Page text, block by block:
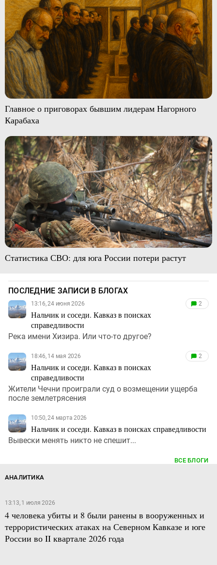
Главное о приговорах бывшим лидерам Нагорного
Карабаха
Статистика СВО: для юга России потери растут
ПОСЛЕДНИЕ ЗАПИСИ В БЛОГАХ
13:16, 24 июня 2026
Нальчик и соседи. Кавказ в поисках
справедливости
2
Река имени Хизира. Или что-то другое?
18:46, 14 мая 2026
Нальчик и соседи. Кавказ в поисках
справедливости
2
Жители Чечни проиграли суд о возмещении ущерба
после землетрясения
10:50, 24 марта 2026
Нальчик и соседи. Кавказ в поисках справедливости
Вывески менять никто не спешит...
ВСЕ БЛОГИ
АНАЛИТИКА
13:13, 1 июля 2026
4 человека убиты и 8 были ранены в вооруженных и
террористических атаках на Северном Кавказе и юге
России во II квартале 2026 года